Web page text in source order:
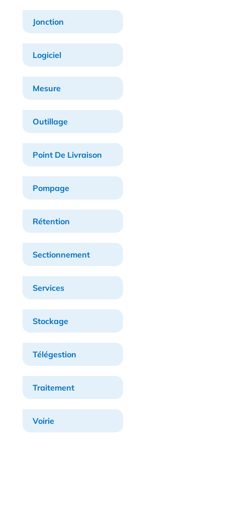
Jonction
Logiciel
Mesure
Outillage
Point De Livraison
Pompage
Rétention
Sectionnement
Services
Stockage
Télégestion
Traitement
Voirie